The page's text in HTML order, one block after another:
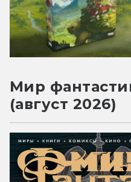
Мир
(август 2026)